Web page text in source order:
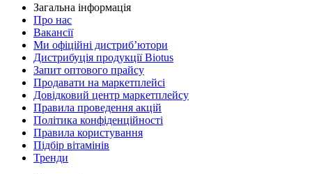
Загальна інформація
Про нас
Вакансії
Ми офіційні дистриб’ютори
Дистрибуція продукції Biotus
Запит оптового прайсу
Продавати на маркетплейсі
Довідковий центр маркетплейсу
Правила проведення акцій
Політика конфіденційності
Правила користування
Підбір вітамінів
Тренди